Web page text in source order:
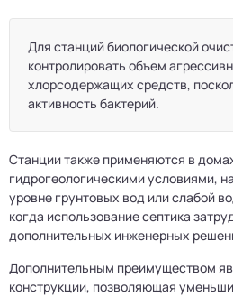
Для станций биологической
контролировать объем
хлорсодержащих средств,
активность бактерий.
Станции также применяются в
гидрогеологическими условиями,
уровне грунтовых вод или слабой
когда использование септика
дополнительных инженерных
Дополнительным преимуществом
конструкции, позволяющая